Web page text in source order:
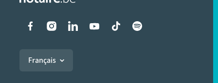
Liens vers les réseaux
Français